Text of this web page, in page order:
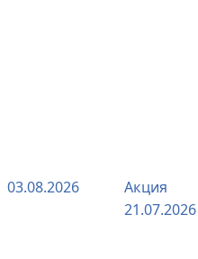
03.08.2026
Акция
21.07.2026